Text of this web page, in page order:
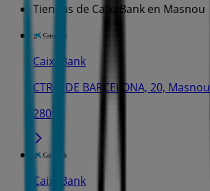
Tiendas de CaixaBank en Masnou
CaixaBank
CTRA. DE BARCELONA, 20, Masnou
280 m
CaixaBank